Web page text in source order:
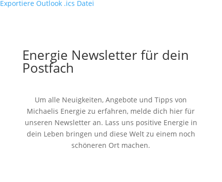
Exportiere Outlook .ics Datei
Energie Newsletter für dein
Postfach
Um alle Neuigkeiten, Angebote und Tipps von
Michaelis Energie zu erfahren, melde dich hier für
unseren Newsletter an. Lass uns positive Energie in
dein Leben bringen und diese Welt zu einem noch
schöneren Ort machen.